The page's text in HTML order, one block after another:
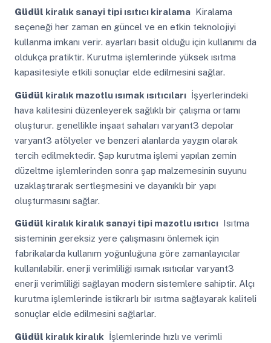
Güdül kiralık sanayi tipi ısıtıcı kiralamaKiralama
seçeneği her zaman en güncel ve en etkin teknolojiyi
kullanma imkanı verir. ayarları basit olduğu için kullanımı da
oldukça pratiktir. Kurutma işlemlerinde yüksek ısıtma
kapasitesiyle etkili sonuçlar elde edilmesini sağlar.
Güdül kiralık mazotlu ısımak ısıtıcılarıİşyerlerindeki
hava kalitesini düzenleyerek sağlıklı bir çalışma ortamı
oluşturur. genellikle inşaat sahaları varyant3 depolar
varyant3 atölyeler ve benzeri alanlarda yaygın olarak
tercih edilmektedir. Şap kurutma işlemi yapılan zemin
düzeltme işlemlerinden sonra şap malzemesinin suyunu
uzaklaştırarak sertleşmesini ve dayanıklı bir yapı
oluşturmasını sağlar.
Güdül kiralık kiralık sanayi tipi mazotlu ısıtıcıIsıtma
sisteminin gereksiz yere çalışmasını önlemek için
fabrikalarda kullanım yoğunluğuna göre zamanlayıcılar
kullanılabilir. enerji verimliliği ısımak ısıtıcılar varyant3
enerji verimliliği sağlayan modern sistemlere sahiptir. Alçı
kurutma işlemlerinde istikrarlı bir ısıtma sağlayarak kaliteli
sonuçlar elde edilmesini sağlarlar.
Güdül kiralık kiralık İşlemlerinde hızlı ve verimli